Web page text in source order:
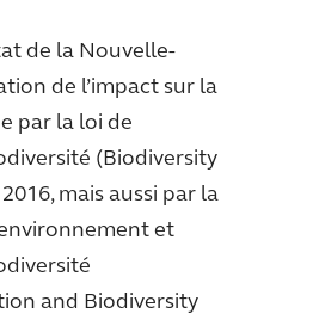
de la Nouvelle-
de l’impact sur la
par la loi de
(Biodiversity
mais aussi par la
et
and Biodiversity